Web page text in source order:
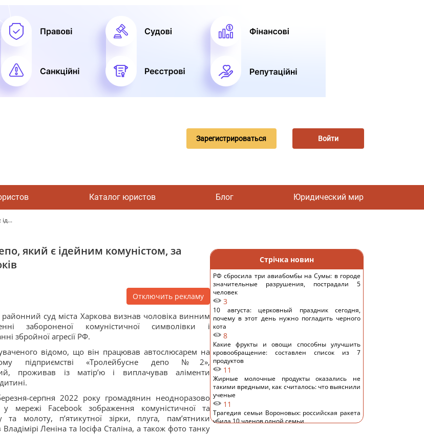
Зарегистрироваться Войти
Каталог юристов Блог Юридический мир
який є ідейним комуністом, за
Отключить рекламу
суд міста Харкова визнав чоловіка винним
забороненої комуністичної символівки і
збройної агресії РФ.
відомо, що він працював автослюсарем на
підприємстві «Тролейбусне депо №2»,
проживав із матірʼю і виплачував аліменти
серпня 2022 року громадянин неодноразово
у мережі Facebook зображення комуністичної та
молоту, пʼятикутної зірки, плуга, памʼятники
Леніна та Іосіфа Сталіна, а також фото танку
Стрічка новин
РФ сбросила три авиабомбы на Сумы: в городе
значительные разрушения, пострадали 5
человек
3
10 августа: церковный праздник сегодня,
почему в этот день нужно погладить черного
кота
8
Какие фрукты и овощи способны улучшить
кровообращение: составлен список из 7
продуктов
11
Жирные молочные продукты оказались не
такими вредными, как считалось: что выяснили
ученые
11
Трагедия семьи Вороновых: российская ракета
убила 10 членов одной семьи